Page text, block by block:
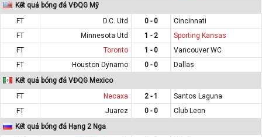
Kết quả bóng đá VĐQG Mỹ
FT
D.C. Utd 0 - 0
Cincinnati
FT
Minnesota Utd 1 - 2
Sporting Kansas
FT
Toronto 1 - 0
Vancouver WC
FT
Houston Dynamo 0 - 0
Dallas
Kết quả bóng đá VĐQG Mexico
FT
Necaxa 2 - 1
Santos Laguna
FT
Juarez 0 - 0
Club Leon
Kết quả bóng đá Hạng 2 Nga